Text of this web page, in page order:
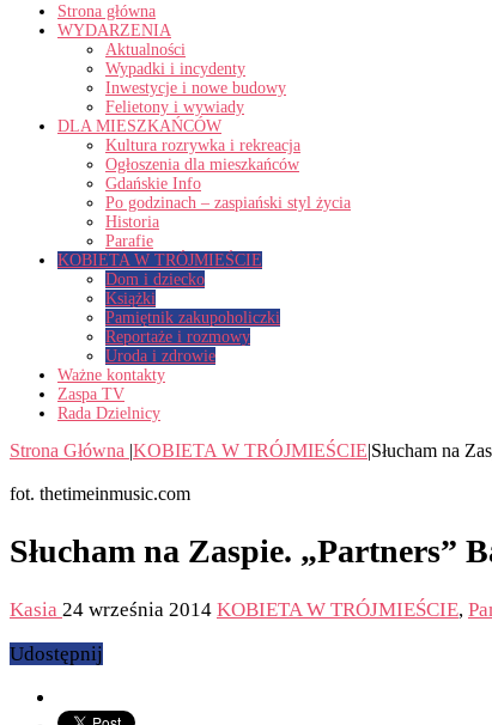
Strona główna
WYDARZENIA
Aktualności
Wypadki i incydenty
Inwestycje i nowe budowy
Felietony i wywiady
DLA MIESZKAŃCÓW
Kultura rozrywka i rekreacja
Ogłoszenia dla mieszkańców
Gdańskie Info
Po godzinach – zaspiański styl życia
Historia
Parafie
KOBIETA W TRÓJMIEŚCIE
Dom i dziecko
Książki
Pamiętnik zakupoholiczki
Reportaże i rozmowy
Uroda i zdrowie
Ważne kontakty
Zaspa TV
Rada Dzielnicy
Strona Główna |KOBIETA W TRÓJMIEŚCIE|Słucham na
fot. thetimeinmusic.com
Słucham na Zaspie. „Partners”
Kasia 24 września 2014 KOBIETA W TRÓJMIEŚCIE,
Udostępnij